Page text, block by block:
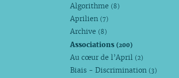
Algorithme (8)
Aprilien (7)
Archive (8)
Associations(200)
Au cœur de l’April (2)
Biais - Discrimination (3)